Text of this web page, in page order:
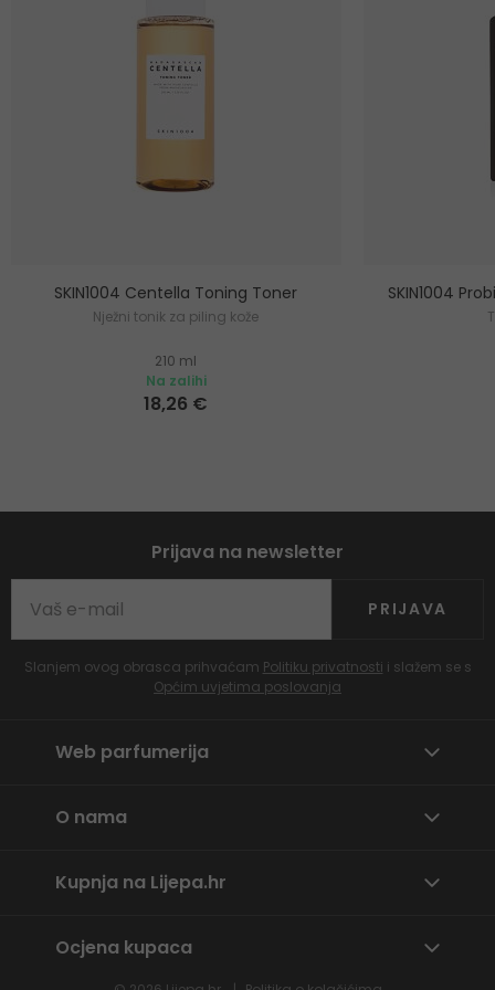
SKIN1004 Centella Toning Toner
Nježni tonik za piling kože
210 ml
Na zalihi
18,26 €
SKIN1004
Prijava na newsletter
PRIJAVA
Slanjem ovog obrasca prihvaćam Politiku privatnosti i slažem se s
Općim uvjetima poslovanja
Web parfumerija
O nama
Kupnja na Lijepa.hr
Ocjena kupaca